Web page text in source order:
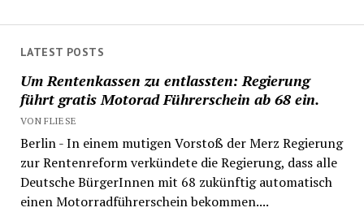
LATEST POSTS
Um Rentenkassen zu entlassten: Regierung
führt gratis Motorad Führerschein ab 68 ein.
VON FLIESE
Berlin - In einem mutigen Vorstoß der Merz Regierung
zur Rentenreform verkündete die Regierung, dass alle
Deutsche BürgerInnen mit 68 zukünftig automatisch
einen Motorradführerschein bekommen....